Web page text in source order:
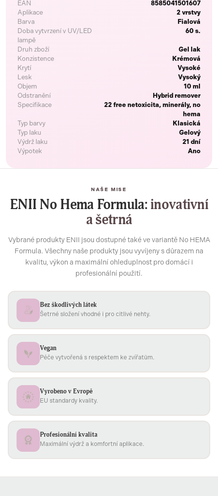
EAN
8585041501607
Aplikace
2 vrstvy
Barva
Fialová
Doba vytvrzení v UV/LED
lampě
60 s.
Druh zboží
Gel lak
Konzistence
Krémová
Krytí
Vysoké
Lesk
Vysoký
Objem
10 ml
Odstranění
Hybrid remover
Specifikace
22 free netoxicita, minerály, no
hema
Typ barvy
Klasická
Typ laku
Gelový
Výdrž laku
21 dní
Výpotek
Ano
NAŠE MISE
ENII No Hema Formula:inovativní
a šetrná
Vybrané produkty ENII jsou dostupné také ve variantě No HEMA
Formula. Všechny naše produkty jsou vyvíjeny s důrazem na
kvalitu, výkon a maximální ohleduplnost pro domácí i
profesionální použití.
Bez škodlivých látek
Šetrné složení vhodné i pro citlivé nehty.
Vegan
Péče vytvořená s respektem ke zvířatům.
Vyrobeno v Evropě
EU standardy kvality.
Profesionální kvalita
Maximální výdrž a komfortní aplikace.